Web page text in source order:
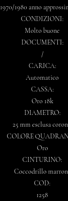
1970/1980 anno
CONDIZIONI:
Molto buone
DOCUMENTI:
/
CARICA:
Automatico
CASSA:
Oro 18k
DIAMETRO:
25 mm esclusa
COLORE
Oro
CINTURINO:
Coccodrillo
COD:
1258